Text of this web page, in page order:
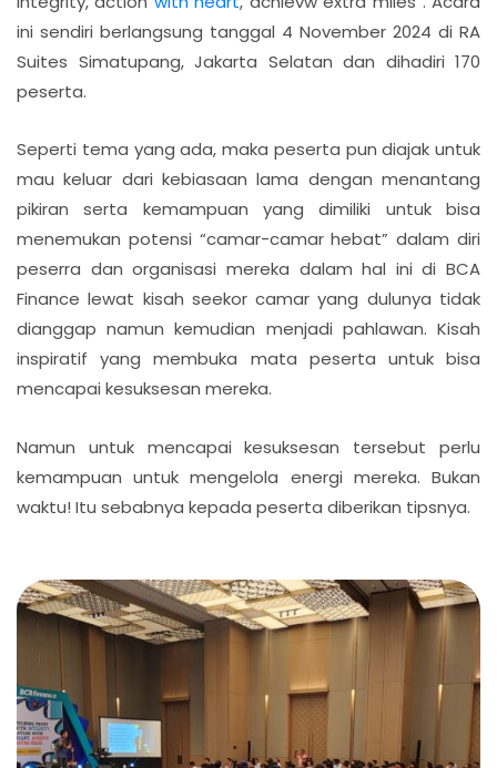
ini sendiri berlangsung tanggal 4 November 2024 di RA
Suites Simatupang, Jakarta Selatan dan dihadiri 170
peserta.
Seperti tema yang ada, maka peserta pun diajak untuk
mau keluar dari kebiasaan lama dengan menantang
pikiran serta kemampuan yang dimiliki untuk bisa
menemukan potensi “camar-camar hebat” dalam diri
peserra dan organisasi mereka dalam hal ini di BCA
Finance lewat kisah seekor camar yang dulunya tidak
dianggap namun kemudian menjadi pahlawan. Kisah
inspiratif yang membuka mata peserta untuk bisa
mencapai kesuksesan mereka.
Namun untuk mencapai kesuksesan tersebut perlu
kemampuan untuk mengelola energi mereka. Bukan
waktu! Itu sebabnya kepada peserta diberikan tipsnya.